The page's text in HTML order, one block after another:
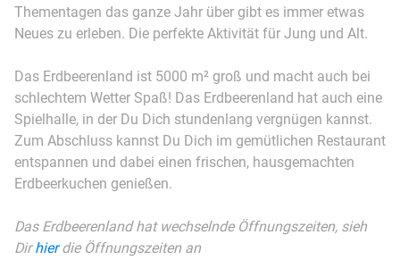
Thementagen das ganze Jahr über gibt es immer etwas
Neues zu erleben. Die perfekte Aktivität für Jung und Alt.
Das Erdbeerenland ist 5000 m² groß und macht auch bei
schlechtem Wetter Spaß! Das Erdbeerenland hat auch eine
Spielhalle, in der Du Dich stundenlang vergnügen kannst.
Zum Abschluss kannst Du Dich im gemütlichen Restaurant
entspannen und dabei einen frischen, hausgemachten
Erdbeerkuchen genießen.
Das Erdbeerenland hat wechselnde Öffnungszeiten, sieh
Dirhierdie Öffnungszeiten an